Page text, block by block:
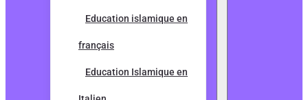
Education islamique en
français
Education Islamique en